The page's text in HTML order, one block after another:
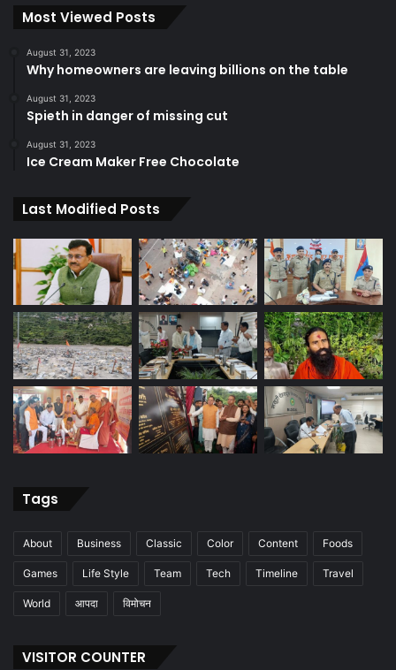
Most Viewed Posts
August 31, 2023
Why homeowners are leaving billions on the table
August 31, 2023
Spieth in danger of missing cut
August 31, 2023
Ice Cream Maker Free Chocolate
Last Modified Posts
Tags
About Business Classic Color Content Foods
Games Life Style Team Tech Timeline Travel
World आपदा विमोचन
VISITOR COUNTER